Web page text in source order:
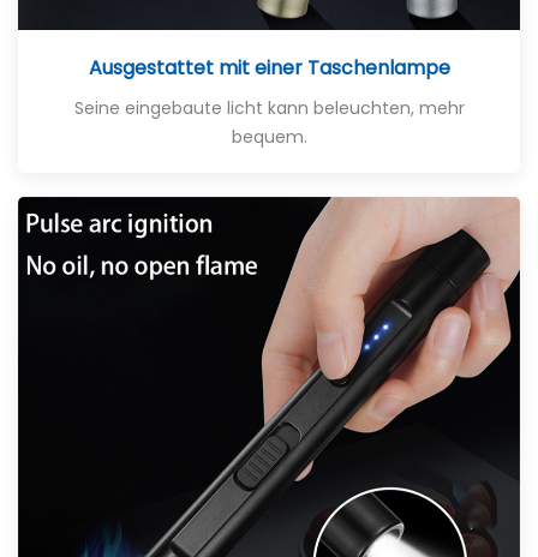
Ausgestattet mit einer Taschenlampe
Seine eingebaute licht kann beleuchten, mehr
bequem.